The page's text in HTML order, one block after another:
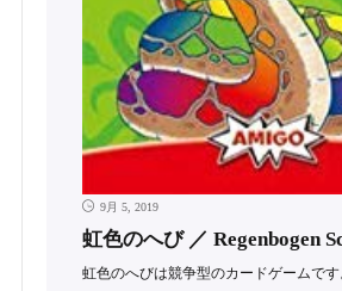
9月 5, 2019
虹色のへび ／ Regenbogen
虹色のへびは競争型のカードゲームで